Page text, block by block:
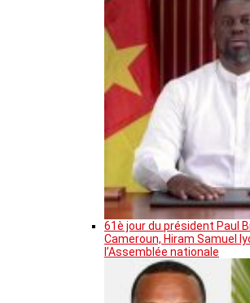
61è jour du président Paul
Cameroun, Hiram Samuel
l’Assemblée nationale